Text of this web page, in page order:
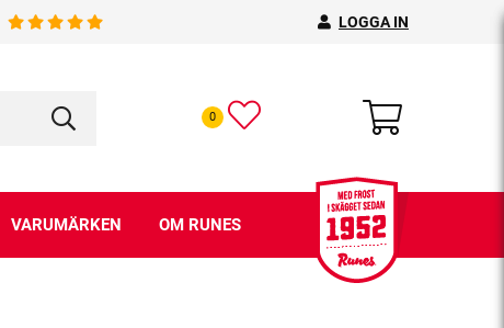
LOGGA IN
0
VARUMÄRKEN OM RUNES